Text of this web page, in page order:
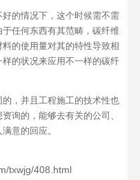
不好的情况下，这个时候需不需
任何东西有其范畴，碳纤维
的使用量对其的特性导致相
的状况来应用不一样的碳纤
固的，并且工程施工的技术性也
询的，能够去有关的公司、
意的回应。
txwjg/408.html